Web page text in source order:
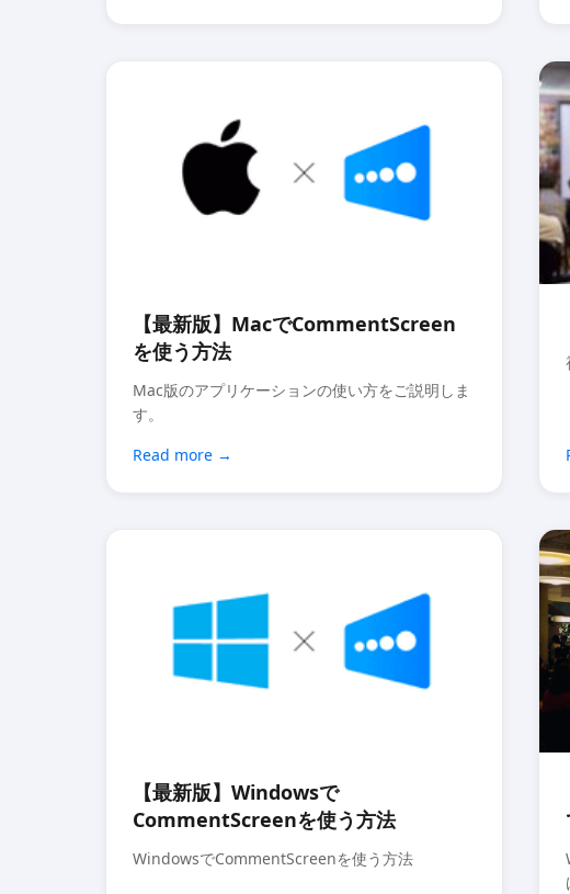
【最新版】MacでCommentScreen
を使う方法
Mac版のアプリケーションの使い方をご説明しま
す。
Read more
【最新版】Windowsで
CommentScreenを使う方法
WindowsでCommentScreenを使う方法